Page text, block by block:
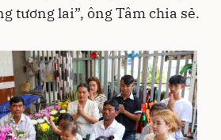
tương lai”, ông Tâm chia sẻ.